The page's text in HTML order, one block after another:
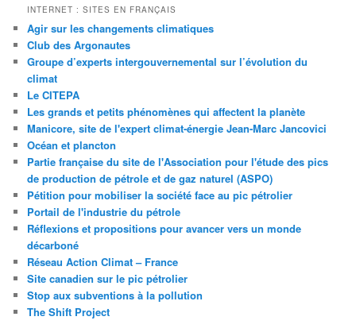
INTERNET : SITES EN FRANÇAIS
Agir sur les changements climatiques
Club des Argonautes
Groupe d’experts intergouvernemental sur l’évolution du
climat
Le CITEPA
Les grands et petits phénomènes qui affectent la planète
Manicore, site de l'expert climat-énergie Jean-Marc Jancovici
Océan et plancton
Partie française du site de l'Association pour l'étude des pics
de production de pétrole et de gaz naturel (ASPO)
Pétition pour mobiliser la société face au pic pétrolier
Portail de l'industrie du pétrole
Réflexions et propositions pour avancer vers un monde
décarboné
Réseau Action Climat – France
Site canadien sur le pic pétrolier
Stop aux subventions à la pollution
The Shift Project